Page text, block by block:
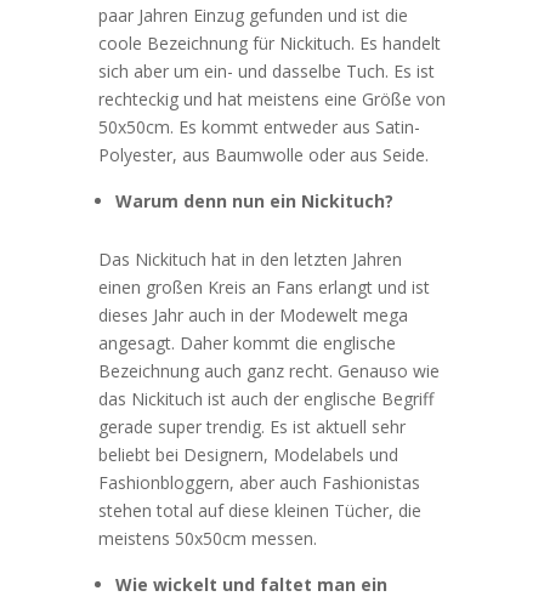
paar Jahren Einzug gefunden und ist die
coole Bezeichnung für Nickituch. Es handelt
sich aber um ein- und dasselbe Tuch. Es ist
rechteckig und hat meistens eine Größe von
50x50cm. Es kommt entweder aus Satin-
Polyester, aus Baumwolle oder aus Seide.
Warum denn nun ein Nickituch?
Das Nickituch hat in den letzten Jahren
einen großen Kreis an Fans erlangt und ist
dieses Jahr auch in der Modewelt mega
angesagt. Daher kommt die englische
Bezeichnung auch ganz recht. Genauso wie
das Nickituch ist auch der englische Begriff
gerade super trendig. Es ist aktuell sehr
beliebt bei Designern, Modelabels und
Fashionbloggern, aber auch Fashionistas
stehen total auf diese kleinen Tücher, die
meistens 50x50cm messen.
Wie wickelt und faltet man ein